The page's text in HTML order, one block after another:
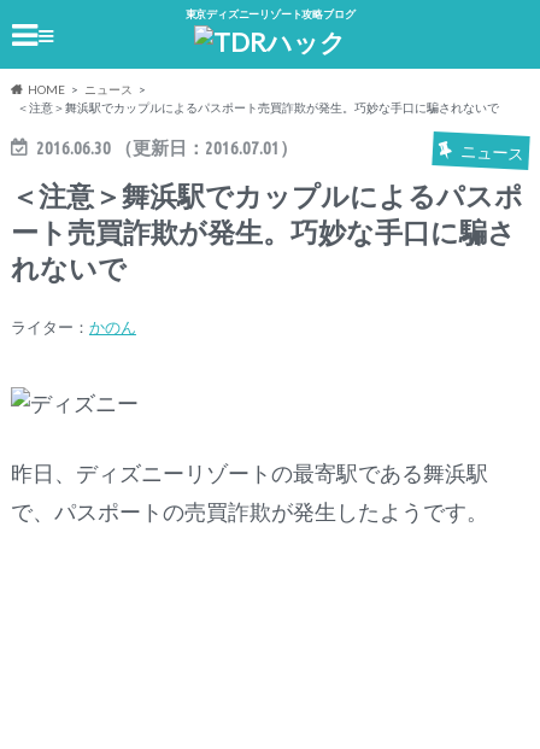
東京ディズニーリゾート攻略ブログ
≡
HOME
ニュース
＜注意＞舞浜駅でカップルによるパスポート売買詐欺が発生。巧妙な手口に騙されないで
2016.06.30 （更新日： 2016.07.01 ） ニュース
＜注意＞舞浜駅でカップルによるパスポ
ート売買詐欺が発生。巧妙な手口に騙さ
れないで
ライター： かのん
昨日、ディズニーリゾートの最寄駅である舞浜駅
で、パスポートの売買詐欺が発生したようです。